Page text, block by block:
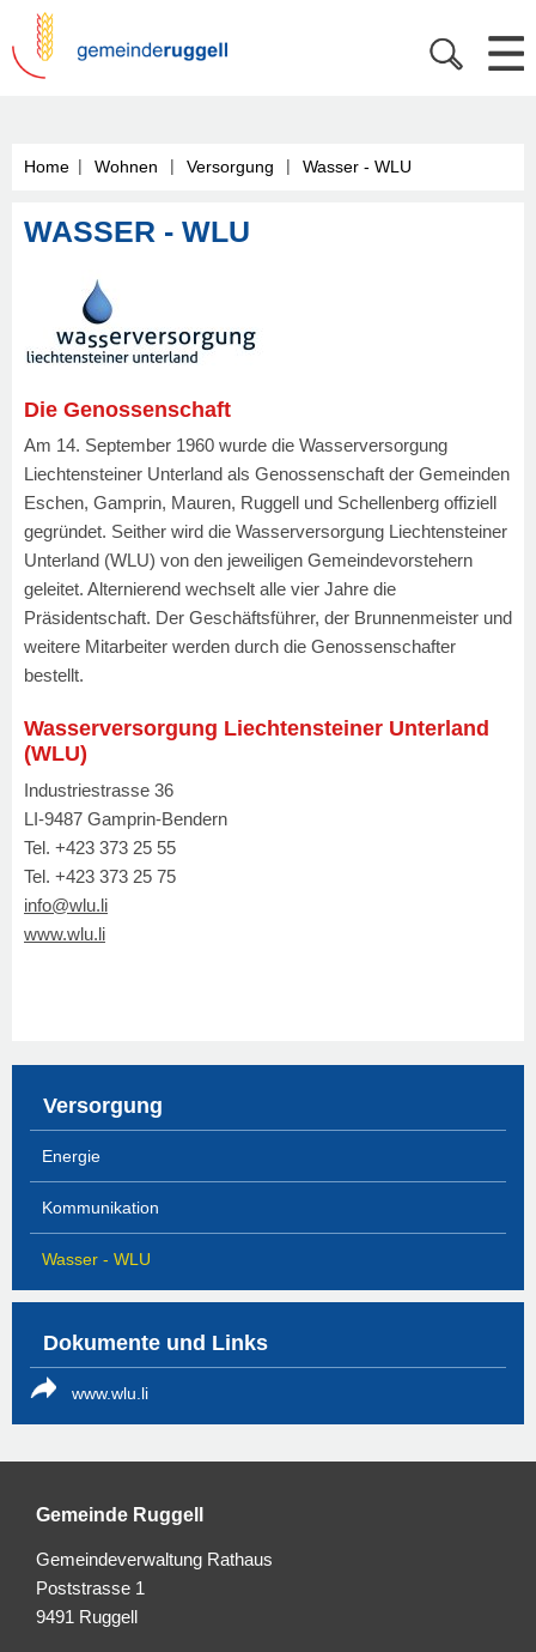
Home | Wohnen | Versorgung | Wasser - WLU
WASSER - WLU
Die Genossenschaft
Am 14. September 1960 wurde die Wasserversorgung
Liechtensteiner Unterland als Genossenschaft der Gemeinden
Eschen, Gamprin, Mauren, Ruggell und Schellenberg offiziell
gegründet. Seither wird die Wasserversorgung Liechtensteiner
Unterland (WLU) von den jeweiligen Gemeindevorstehern
geleitet. Alternierend wechselt alle vier Jahre die
Präsidentschaft. Der Geschäftsführer, der Brunnenmeister und
weitere Mitarbeiter werden durch die Genossenschafter
bestellt.
Wasserversorgung Liechtensteiner Unterland
(WLU)
Industriestrasse 36
LI-9487 Gamprin-Bendern
Tel. +423 373 25 55
Tel. +423 373 25 75
info@wlu.li
www.wlu.li
Versorgung
Energie
Kommunikation
Wasser - WLU
Dokumente und Links
www.wlu.li
Gemeinde Ruggell
Gemeindeverwaltung Rathaus
Poststrasse 1
9491 Ruggell